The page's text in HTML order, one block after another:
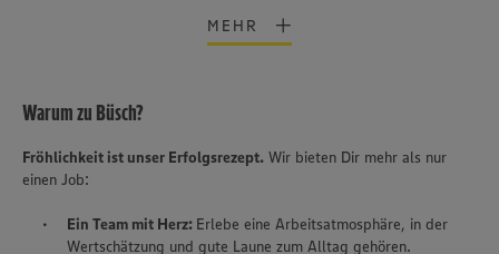
Wir setzen Cookies und andere Technologien ein, um Ihnen
ermöglichen. Wir verwenden Ihre Daten, um unsere
Website zu personalisieren und Ihnen möglichst relevante
MEHR
Warum zu Büsch?
Fröhlichkeit ist unser Erfolgsrezept. Wir bieten Dir mehr als nur
einen Job:
Ein Team mit Herz: Erlebe eine Arbeitsatmosphäre, in der
Wertschätzung und gute Laune zum Alltag gehören.